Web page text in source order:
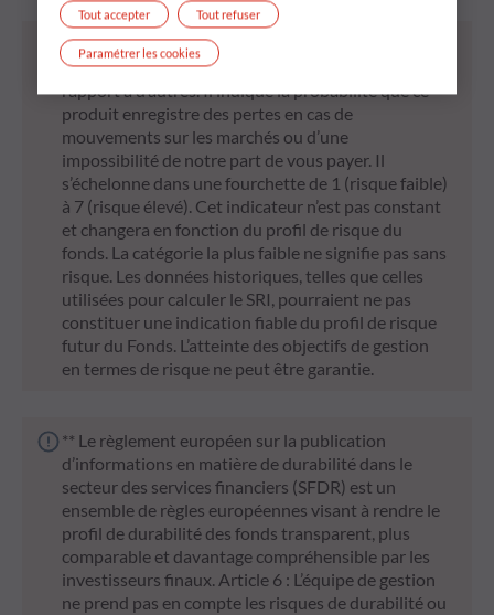
* L’indicateur synthétique de risque (SRI) permet
d’apprécier le niveau de risque de ce produit par
rapport à d’autres. Il indique la probabilité que ce
produit enregistre des pertes en cas de
mouvements sur les marchés ou d’une
impossibilité de notre part de vous payer. Il
s’échelonne dans une fourchette de 1 (risque faible)
à 7 (risque élevé). Cet indicateur n’est pas constant
et changera en fonction du profil de risque du
fonds. La catégorie la plus faible ne signifie pas sans
risque. Les données historiques, telles que celles
utilisées pour calculer le SRI, pourraient ne pas
constituer une indication fiable du profil de risque
futur du Fonds. L’atteinte des objectifs de gestion
en termes de risque ne peut être garantie.
** Le règlement européen sur la publication
d’informations en matière de durabilité dans le
secteur des services financiers (SFDR) est un
ensemble de règles européennes visant à rendre le
profil de durabilité des fonds transparent, plus
comparable et davantage compréhensible par les
investisseurs finaux. Article 6 : L’équipe de gestion
ne prend pas en compte les risques de durabilité ou
Tout refuser
Tout accepter
Paramétrer les cookies